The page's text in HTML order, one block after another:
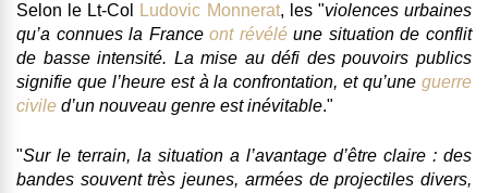
Selon le Lt-Col Ludovic Monnerat, les "violences urbaines
qu’a connues la Franceont révéléune situation de conflit
de basse intensité. La mise au défi des pouvoirs publics
signifie que l’heure est à la confrontation, etqu’uneguerre
civile d’un nouveau genre est inévitable."
"Sur le terrain, la situation a l’avantage d’être claire : des
bandes souvent très jeunes, armées de projectiles divers,